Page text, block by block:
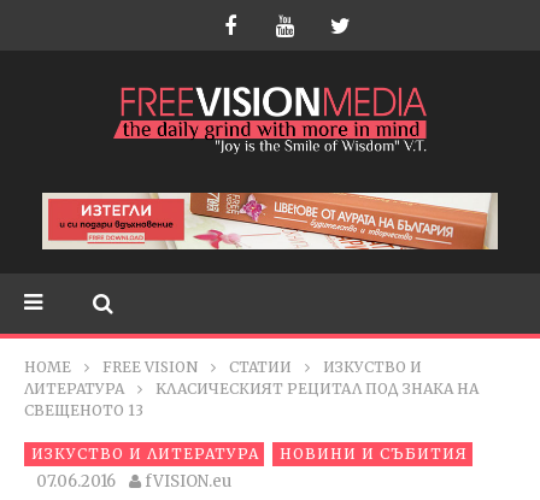
HOME FREE VISION СТАТИИ
ИЗКУСТВО И
ЛИТЕРАТУРА
KЛАСИЧЕСКИЯТ РЕЦИТАЛ ПОД ЗНАКА НА
СВЕЩЕНОТО 13
ИЗКУСТВО И ЛИТЕРАТУРА НОВИНИ И СЪБИТИЯ
07.06.2016 fVISION.eu